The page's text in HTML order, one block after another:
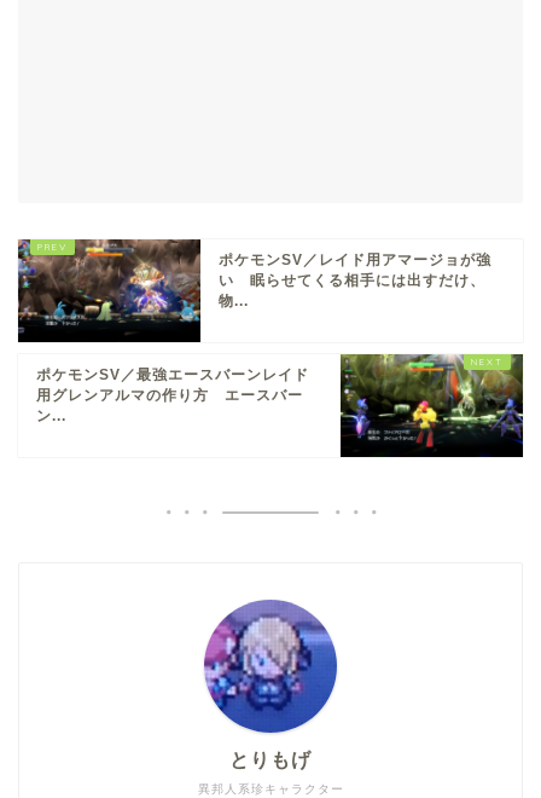
ポケモンSV／レイド用アマージョが強
い 眠らせてくる相手には出すだけ、
物...
ポケモンSV／最強エースバーンレイド
用グレンアルマの作り方 エースバー
ン...
異邦人系珍キャラクター
とりもげ